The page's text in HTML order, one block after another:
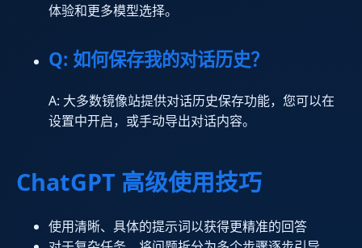
体验和更多模型选择。
Q: 如何保存我的对话历史？
A: 大多数镜像站提供对话历史保存功能，您可以在
设置中开启，或手动导出对话内容。
ChatGPT 高级使用技巧
使用清晰、具体的提示词以获得更精准的回答